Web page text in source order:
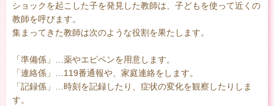
ショックを起こした子を発見した教師は、子どもを使って近くの
教師を呼びます。
集まってきた教師は次のような役割を果たします。
「準備係」…薬やエピペンを用意します。
「連絡係」…119番通報や、家庭連絡をします。
「記録係」…時刻を記録したり、症状の変化を観察したりしま
す。